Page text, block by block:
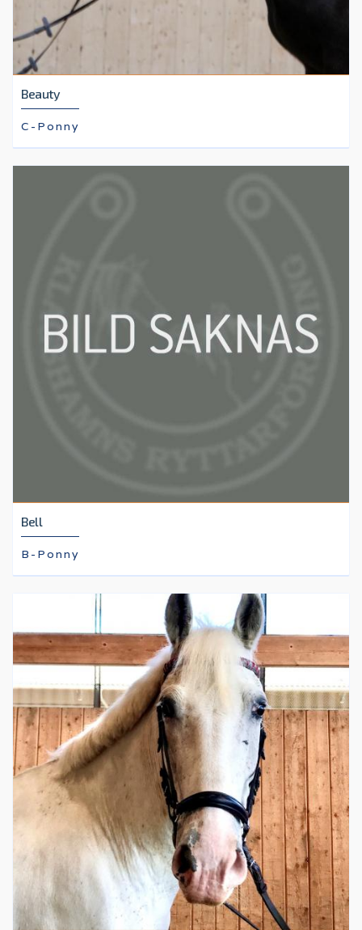
Beauty
C-Ponny
Bell
B-Ponny